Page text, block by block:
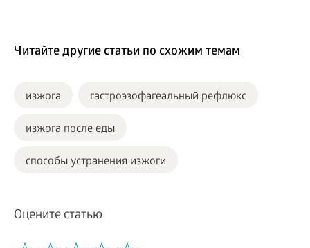
Читайте другие статьи по схожим темам
изжога гастроэзофагеальный рефлюкс
изжога после еды
способы устранения изжоги
Оцените статью